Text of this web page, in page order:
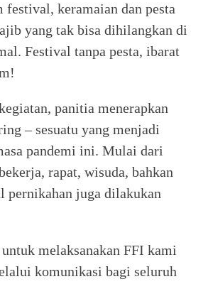
festival, keramaian dan pesta
yang tak bisa dihilangkan di
Festival tanpa pesta, ibarat
panitia menerapkan
– sesuatu yang menjadi
pandemi ini. Mulai dari
rapat, wisuda, bahkan
pernikahan juga dilakukan
melaksanakan FFI kami
komunikasi bagi seluruh